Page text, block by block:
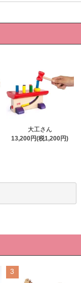
大工さん
13,200円(税1,200円)
3